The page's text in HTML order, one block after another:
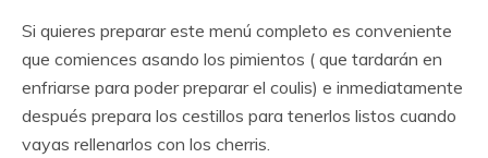
Si quieres preparar este menú completo es conveniente
que comiences asando los pimientos ( que tardarán en
enfriarse para poder preparar el coulis) e inmediatamente
después prepara los cestillos para tenerlos listos cuando
vayas rellenarlos con los cherris.